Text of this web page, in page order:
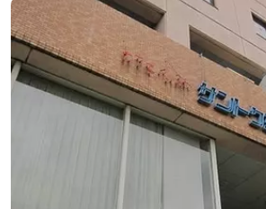
フェ＆レストランE...